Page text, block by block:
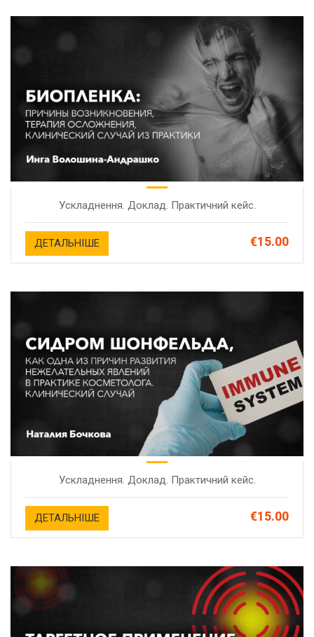
Ускладнення. Доклад. Практичний кейс.
ДЕТАЛЬНІШЕ €15.00
Ускладнення. Доклад. Практичний кейс.
ДЕТАЛЬНІШЕ €15.00